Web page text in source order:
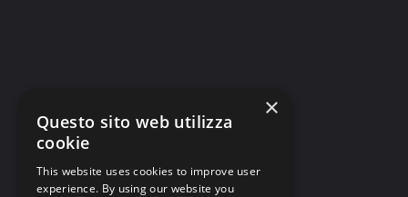
×
Questo sito web utilizza
cookie
This website uses cookies to improve user
experience. By using our website you